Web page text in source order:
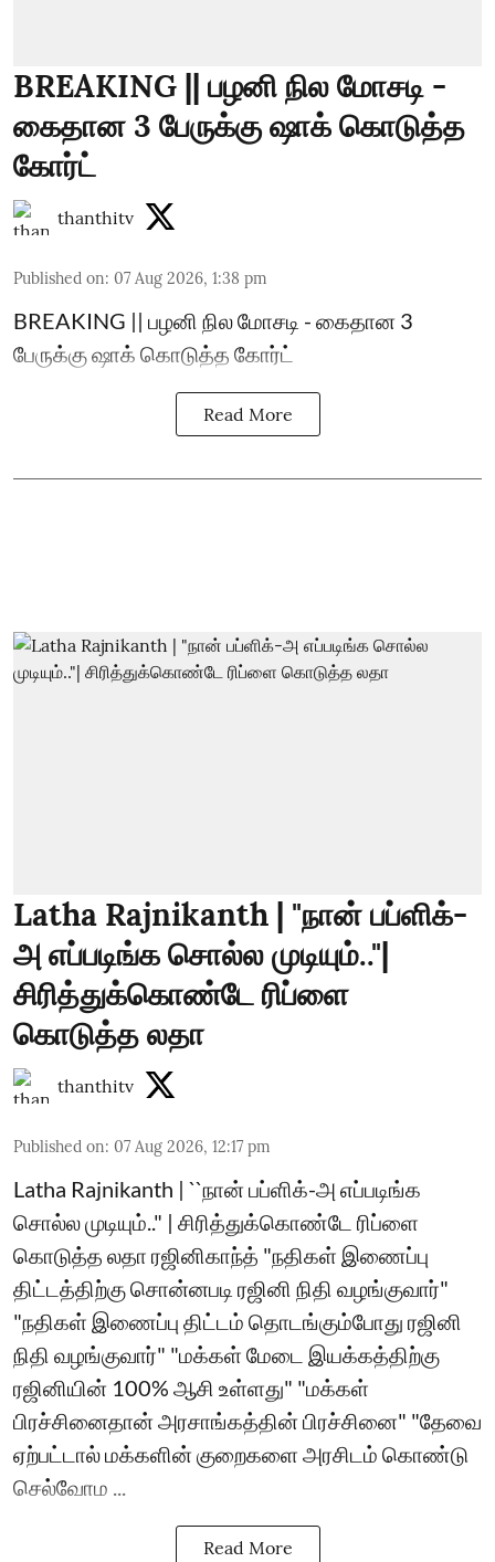
BREAKING || பழனி நில மோசடி -
கைதான 3 பேருக்கு ஷாக் கொடுத்த
கோர்ட்
thanthitv
Published on: 07 Aug 2026, 1:38 pm
BREAKING || பழனி நில மோசடி - கைதான 3
பேருக்கு ஷாக் கொடுத்த கோர்ட்
Read More
Latha Rajnikanth | "நான் பப்ளிக்-
அ எப்படிங்க சொல்ல முடியும்.."|
சிரித்துக்கொண்டே ரிப்ளை
கொடுத்த லதா
thanthitv
Published on: 07 Aug 2026, 12:17 pm
Latha Rajnikanth | ``நான் பப்ளிக்-அ எப்படிங்க
சொல்ல முடியும்.." | சிரித்துக்கொண்டே ரிப்ளை
கொடுத்த லதா ரஜினிகாந்த் "நதிகள் இணைப்பு
திட்டத்திற்கு சொன்னபடி ரஜினி நிதி வழங்குவார்"
"நதிகள் இணைப்பு திட்டம் தொடங்கும்போது ரஜினி
நிதி வழங்குவார்" "மக்கள் மேடை இயக்கத்திற்கு
ரஜினியின் 100% ஆசி உள்ளது" "மக்கள்
பிரச்சினைதான் அரசாங்கத்தின் பிரச்சினை" "தேவை
ஏற்பட்டால் மக்களின் குறைகளை அரசிடம் கொண்டு
செல்வோம ...
Read More